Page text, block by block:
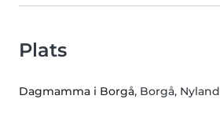
Plats
Dagmamma i Borgå, Borgå, Nyland